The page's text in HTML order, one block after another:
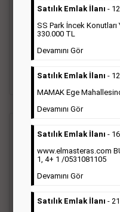
Hürriyet gazetesi Seri
ilanı, vasıta ilanı
gazetesi seri ilanlar,
baskısı, Ege baskısı,
bütün
Detaylı
Sosyal İlan (Vefat,
Gazetelerin sosyal ilan
vefat ilanı anma ilan,
türleri toplanmaktadır.
de fiyatlandırma ilanın
Satılık Emlak İlanı -
SS Park İncek
330.000 TL
Devamını Gör
Satılık Emlak İlanı -
MAMAK Ege
Devamını Gör
Satılık Emlak İlanı -
www.elmasteras.com
1, 4+ 1 /0531081105
Devamını Gör
Satılık Emlak İlanı -